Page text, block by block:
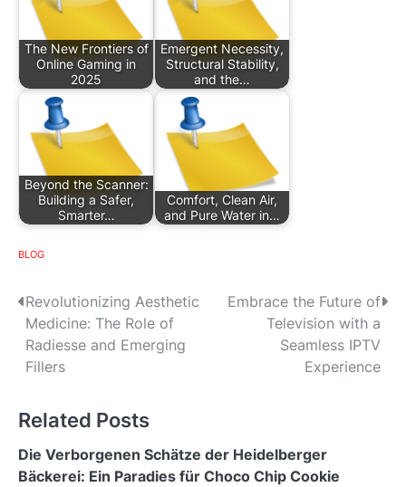
The New Frontiers of
Online Gaming in
2025
Emergent Necessity,
Structural Stability,
and the…
Beyond the Scanner:
Building a Safer,
Smarter…
Comfort, Clean Air,
and Pure Water in…
BLOG
P
o
s
n
a
Revolutionizing Aesthetic
Medicine: The Role of
Radiesse and Emerging
Fillers
Embrace the Future of
Television with a
Seamless IPTV
Experience
Related Posts
Die Verborgenen Schätze der Heidelberger
Bäckerei: Ein Paradies für Choco Chip Cookie